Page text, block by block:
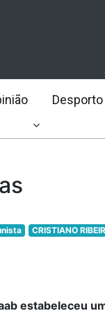
Desporto
CRISTIANO
estabeleceu